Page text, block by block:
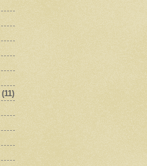
(11)